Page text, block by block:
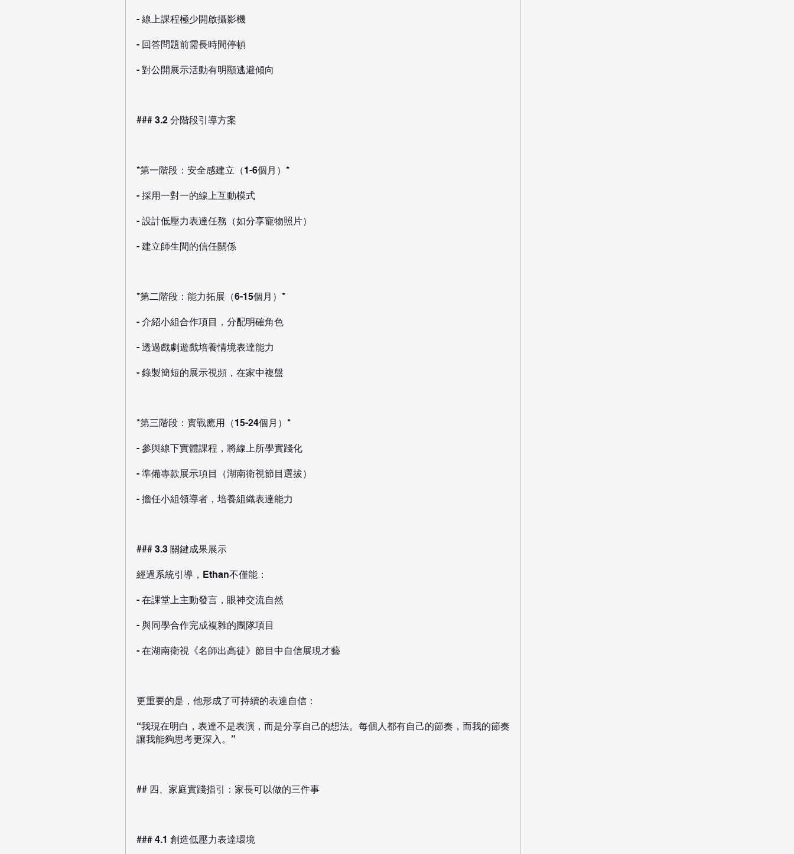
- 線上課程極少開啟攝影機
- 回答問題前需長時間停頓
- 對公開展示活動有明顯逃避傾向
### 3.2 分階段引導方案
*第一階段：安全感建立（1-6個月）*
- 採用一對一的線上互動模式
- 設計低壓力表達任務（如分享寵物照片）
- 建立師生間的信任關係
*第二階段：能力拓展（6-15個月）*
- 介紹小組合作項目，分配明確角色
- 透過戲劇遊戲培養情境表達能力
- 錄製簡短的展示視頻，在家中複盤
*第三階段：實戰應用（15-24個月）*
- 參與線下實體課程，將線上所學實踐化
- 準備專款展示項目（湖南衛視節目選拔）
- 擔任小組領導者，培養組織表達能力
### 3.3 關鍵成果展示
經過系統引導，Ethan不僅能：
- 在課堂上主動發言，眼神交流自然
- 與同學合作完成複雜的團隊項目
- 在湖南衛視《名師出高徒》節目中自信展現才藝
更重要的是，他形成了可持續的表達自信：
“我現在明白，表達不是表演，而是分享自己的想法。每個人都有自己的節奏，而我的節奏
讓我能夠思考更深入。”
## 四、家庭實踐指引：家長可以做的三件事
### 4.1 創造低壓力表達環境